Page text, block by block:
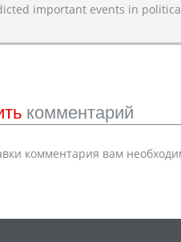
important events in
комментарий
комментария вам